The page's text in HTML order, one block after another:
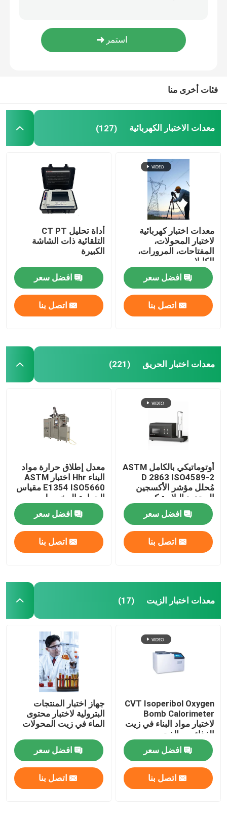
معدات اختبار الزيت
معدات الاختبار عالية الجهد
معدات اختبار المحول
معدات اختبار البطارية
كاميرا فحص البئر
ZJA China Oil Purifier لتنقية زيت المحولات
فئات أخرى منا
معدات الاختبار الكهربائية (127)
معدات اختبار كهربائية
لاختبار المحولات،
المفتاحات، المرورات،
الكابلات
افضل سعر
اتصل بنا
أداة تحليل CT PT
التلقائية ذات الشاشة
الكبيرة
افضل سعر
اتصل بنا
معدات اختبار الحريق (221)
أوتوماتيكي بالكامل ASTM
D 2863 ISO4589-2
مُحلل مؤشر الأكسجين
المحدود البلاستيكي
افضل سعر
اتصل بنا
معدل إطلاق حرارة مواد
البناء Hhr اختبار ASTM
E1354 ISO5660 مقياس
الحرارة المخروط
افضل سعر
اتصل بنا
معدات اختبار الزيت (17)
CVT Isoperibol Oxygen
Bomb Calorimeter
لاختبار مواد البناء في زيت
الغذاء من الفحم
افضل سعر
اتصل بنا
جهاز اختبار المنتجات
البترولية لاختبار محتوى
الماء في زيت المحولات
افضل سعر
اتصل بنا